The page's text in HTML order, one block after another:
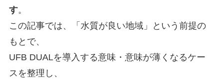
す。
この記事では、「水質が良い地域」という前提の
もとで、
UFB DUALを導入する意味・意味が薄くなるケー
スを整理し、